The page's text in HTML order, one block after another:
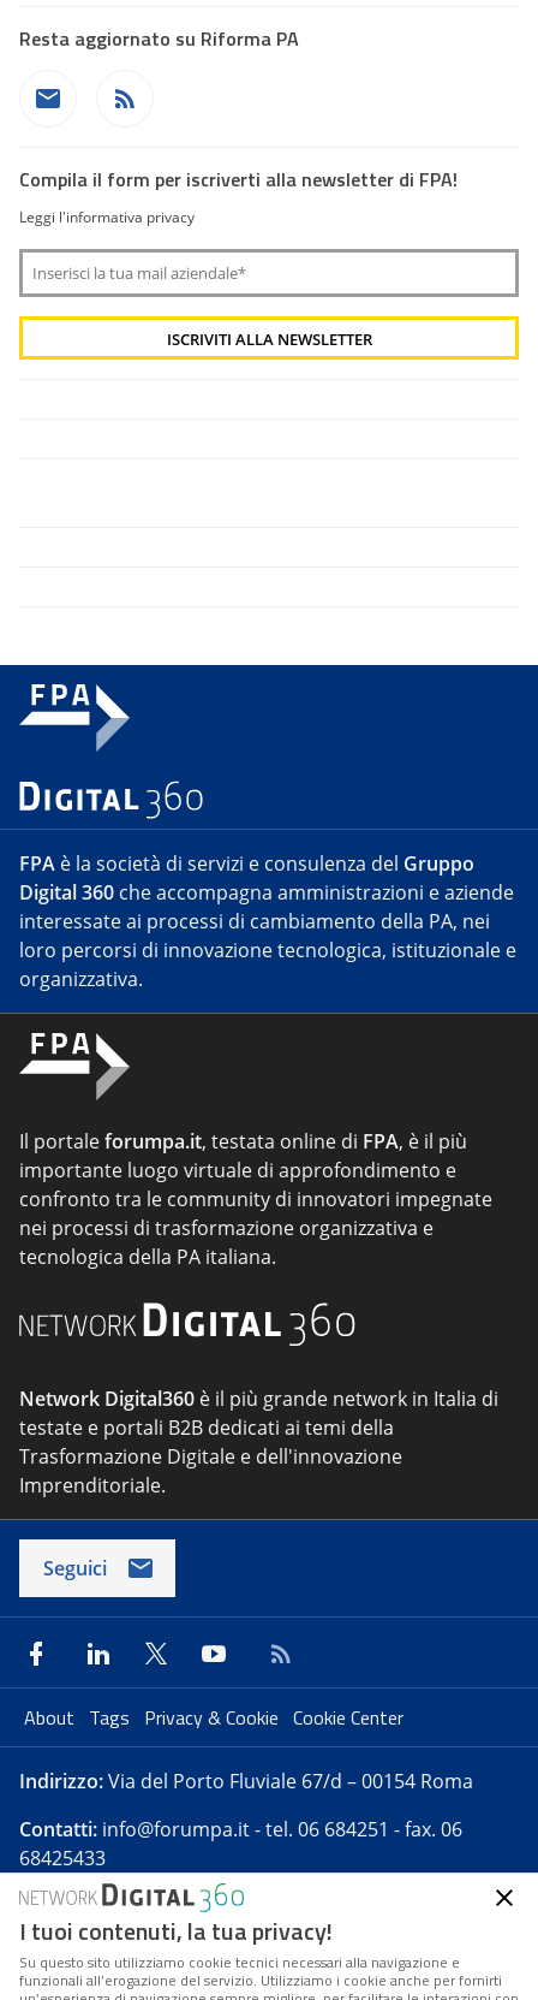
Resta aggiornato su Riforma PA
Compila il form per iscriverti alla newsletter di FPA!
Leggi l'informativa privacy
FPA è la società di servizi e consulenza del Gruppo
Digital 360 che accompagna amministrazioni e aziende
interessate ai processi di cambiamento della PA, nei
loro percorsi di innovazione tecnologica, istituzionale e
organizzativa.
Il portaleforumpa.it, testata online di FPA, è il più
importante luogo virtuale di approfondimento e
confronto tra le community di innovatori impegnate
nei processi di trasformazione organizzativa e
tecnologica della PA italiana.
Network Digital360 è il più grande network in Italia di
testate e portali B2B dedicati ai temi della
Trasformazione Digitale e dell'innovazione
Imprenditoriale.
Seguici
About Tags Privacy & Cookie Cookie Center
Indirizzo:Via del Porto Fluviale 67/d – 00154 Roma
Contatti: info@forumpa.it- tel. 06 684251 - fax. 06
68425433
Forumpa.itè una pubblicazione telematica iscritta
presso Registro della stampa del Tribunale di Roma -
Reg. n. 182 del 2 maggio 2008 - Direttore resp. Michela
I tuoi contenuti, la tua privacy!
Su questo sito utilizziamo cookie tecnici necessari alla navigazione e
funzionali all’erogazione del servizio. Utilizziamo i cookie anche per fornirti